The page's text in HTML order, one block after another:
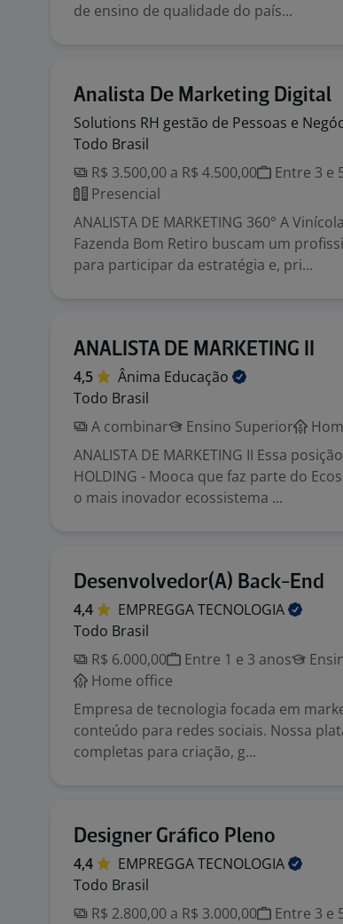
de ensino de qualidade do país...
Analista De Marketing Digital
Solutions RH gestão de Pessoas e
Todo Brasil
R$ 3.500,00 a R$ 4.500,00
Entre 3 e
Presencial
ANALISTA DE MARKETING 360° A
Fazenda Bom Retiro buscam um
para participar da estratégia e, pri...
ANALISTA DE MARKETING II
4,5 Ânima Educação
Todo Brasil
A combinar
Ensino Superior
ANALISTA DE MARKETING II Essa
HOLDING - Mooca que faz parte do
o mais inovador ecossistema ...
Desenvolvedor(A) Back-End
4,4 EMPREGGATECNOLOGIA
Todo Brasil
R$ 6.000,00
Entre 1 e 3 anos
Home office
Empresa de tecnologia focada em
conteúdo para redes sociais. Nossa
completas para criação, g...
Designer Gráfico Pleno
4,4 EMPREGGATECNOLOGIA
Todo Brasil
R$ 2.800,00 a R$ 3.000,00
Entre 3 e